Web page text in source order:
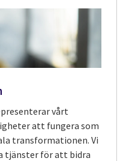
vårt
att fungera som
transformationen. Vi
tjänster för att bidra